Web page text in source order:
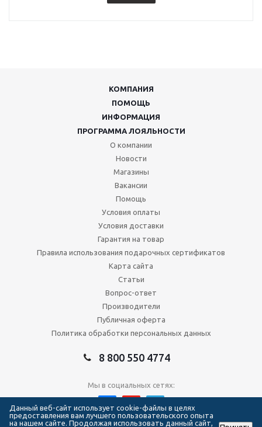
КОМПАНИЯ
ПОМОЩЬ
ИНФОРМАЦИЯ
ПРОГРАММА ЛОЯЛЬНОСТИ
О компании
Новости
Магазины
Вакансии
Помощь
Условия оплаты
Условия доставки
Гарантия на товар
Правила использования подарочных сертификатов
Карта сайта
Статьи
Вопрос-ответ
Производители
Публичная оферта
Политика обработки персональных данных
8 800 550 4774
Мы в социальных сетях:
Данный веб-сайт использует cookie-файлы в целях
предоставления вам лучшего пользовательского опыта
на нашем сайте. Продолжая использовать данный сайт,